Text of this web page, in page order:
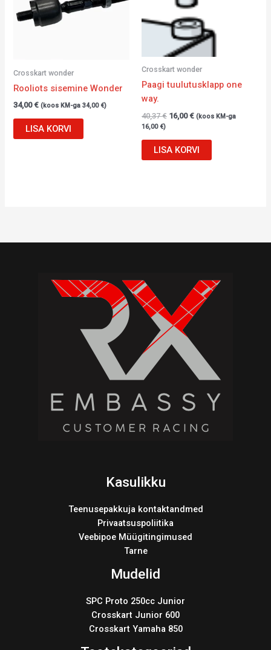
Crosskart wonder
Rooliots sisemine Wonder
34,00€ (koos KM-ga34,00 €)
LISA KORVI
Crosskart wonder
Paagi tuulutusklapp one
way.
40,37€ 16,00€ (koos KM-ga
16,00 €)
LISA KORVI
Kasulikku
Teenusepakkuja kontaktandmed
Privaatsuspoliitika
Veebipoe Müügitingimused
Tarne
Mudelid
SPC Proto 250cc Junior
Crosskart Junior 600
Crosskart Yamaha 850